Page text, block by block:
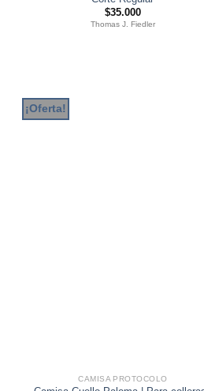
$35.000
Thomas J. Fiedler
¡Oferta!
CAMISA PROTOCOLO